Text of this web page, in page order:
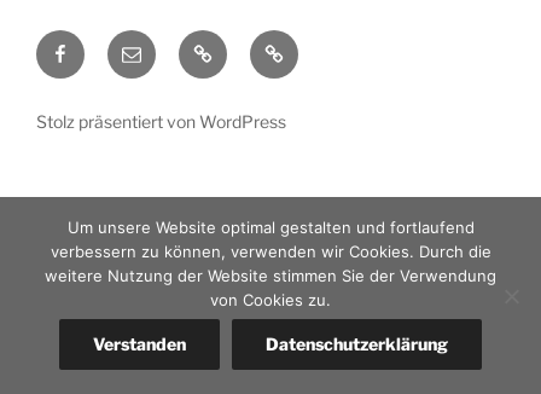
FacebookEmail DatenschutzImpressum
Stolz präsentiert von WordPress
Um unsere Website optimal gestalten und fortlaufend
verbessern zu können, verwenden wir Cookies. Durch die
weitere Nutzung der Website stimmen Sie der Verwendung
von Cookies zu.
Verstanden Datenschutzerklärung